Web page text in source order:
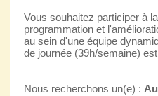
Vous souhaitez participer à
programmation et
au sein d'une équipe
de journée (39h/semaine)
Nous recherchons un(e) :